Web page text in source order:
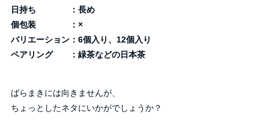
日持ち ：長め
個包装 ：×
バリエーション：6個入り、12個入り
ペアリング ：緑茶などの日本茶
ばらまきには向きませんが、
ちょっとしたネタにいかがでしょうか？